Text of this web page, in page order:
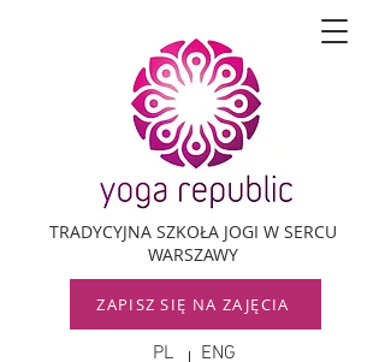
TRADYCYJNA SZKOŁA JOGI W SERCU
WARSZAWY
PL ENG
ZAPISZ SIĘ NA ZAJĘCIA